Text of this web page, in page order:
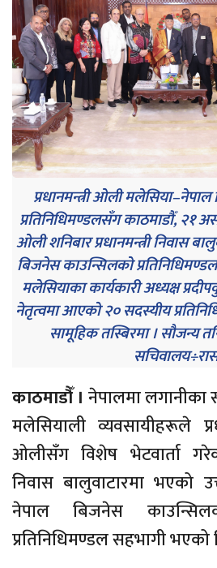
प्रधानमन्त्री ओली
प्रतिनिधिमण्डलसँग काठमाडौँ, २१
ओली शनिबार प्रधानमन्त्री निवास
बिजनेस काउन्सिलको प्रतिनिधिमण्डल
मलेसियाका कार्यकारी अध्यक्ष
नेतृत्वमा आएको २० सदस्यीय
सामूहिक तस्बिरमा । सौजन्य
काठमाडौँ । नेपालमा लगानीका
मलेसियाली व्यवसायीहरूले
ओलीसँग विशेष भेटवार्ता
निवास बालुवाटारमा भएको
नेपाल बिजनेस
प्रतिनिधिमण्डल सहभागी भएको